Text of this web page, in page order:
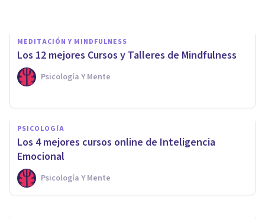
MEDITACIÓN Y MINDFULNESS
​Los 12 mejores Cursos y Talleres de Mindfulness
Psicología Y Mente
PSICOLOGÍA
Los 4 mejores cursos online de Inteligencia
Emocional
Psicología Y Mente
Los 8 mejores Cursos de
Inteligencia Emocional en
Madrid
Psicología Y Mente